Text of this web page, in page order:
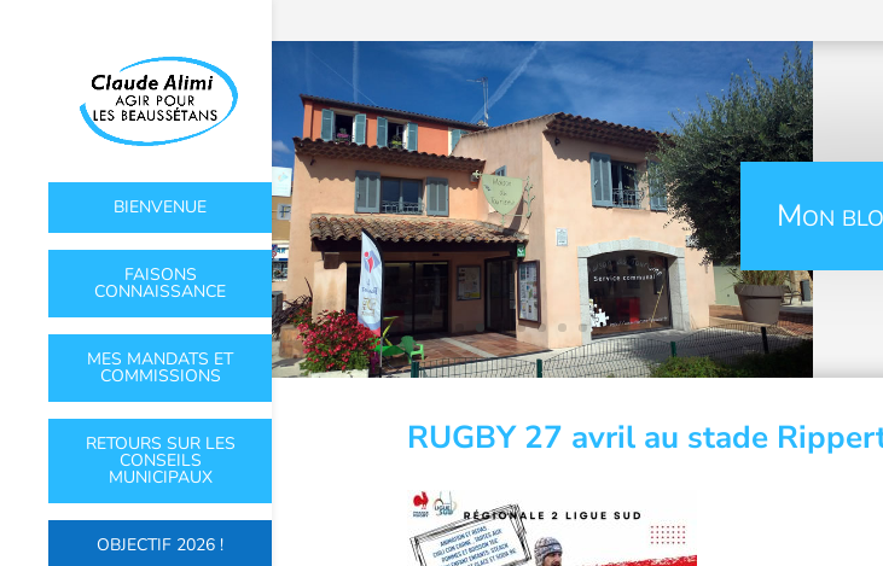
BIENVENUE
FAISONS
CONNAISSANCE
MES MANDATS ET
COMMISSIONS
RETOURS SUR LES
CONSEILS
MUNICIPAUX
OBJECTIF 2026 !
Mon
RUGBY 27 avril au stade